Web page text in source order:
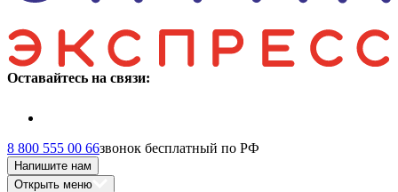
Оставайтесь на связи:
8 800 555 00 66звонок бесплатный по РФ
Напишите нам
Открыть меню